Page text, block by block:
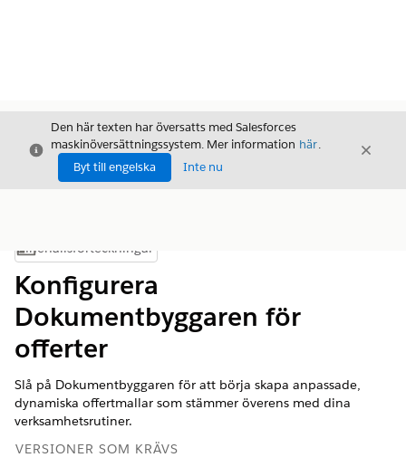
Stäng
Den här texten har översatts med Salesforces
maskinöversättningssystem. Mer information här.
Byt till engelska
Inte nu
Stäng
Visa innehållsförteckning
Innehållsförteckningar
Konfigurera
Dokumentbyggaren för
offerter
Slå på Dokumentbyggaren för att börja skapa anpassade,
dynamiska offertmallar som stämmer överens med dina
verksamhetsrutiner.
VERSIONER SOM KRÄVS